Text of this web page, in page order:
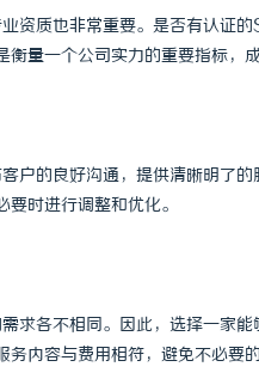
资质也非常重要。是否有认证
衡量一个公司实力的重要指标，
户的良好沟通，提供清晰明了
时进行调整和优化。
求各不相同。因此，选择一家
务内容与费用相符，避免不必要